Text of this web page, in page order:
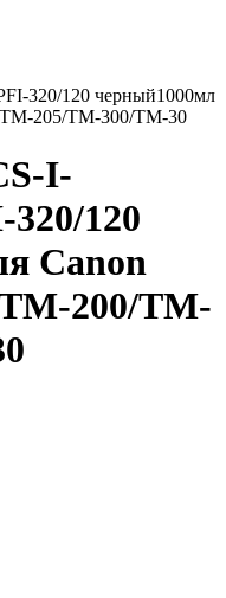
320/120 черный1000мл
205/TM-300/TM-30
I-
120
Canon
200/TM-